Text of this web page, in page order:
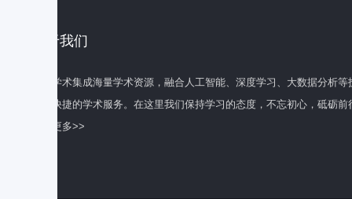
关于我们
百度学术集成海量学术资源，融合人工智能、深度学习、大数据分析
全面快捷的学术服务。在这里我们保持学习的态度，不忘初心，砥砺前
了解更多>>